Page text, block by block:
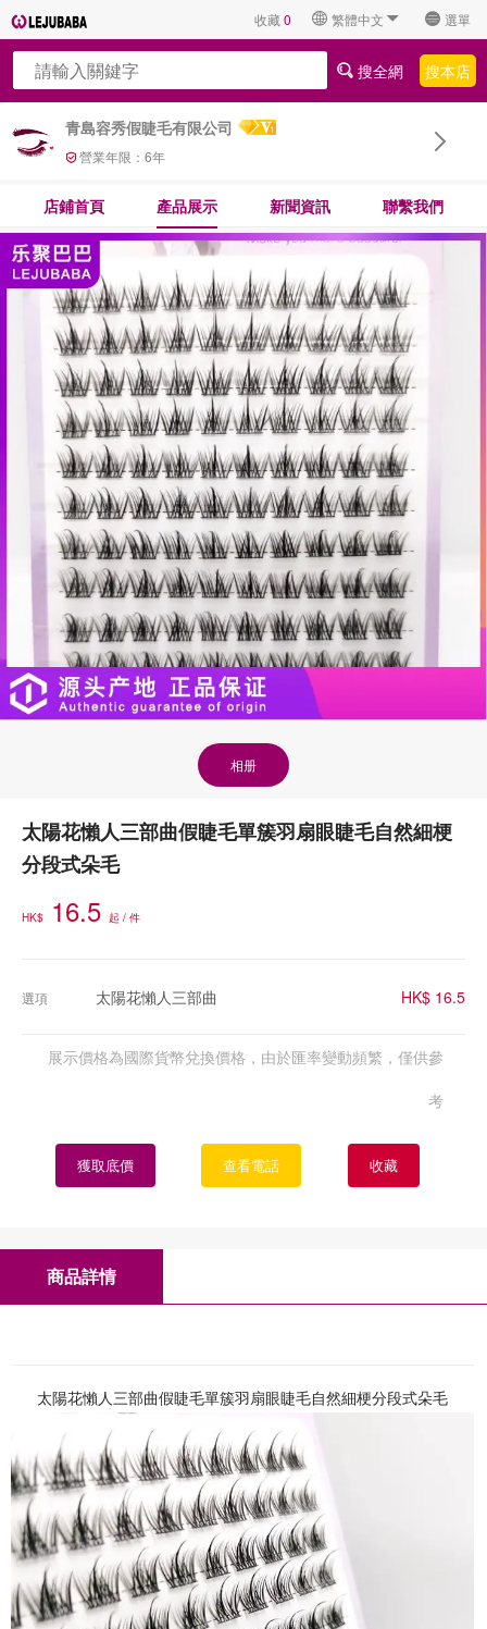
收藏0 繁體中文 選單
青島容秀假睫毛有限公司
營業年限： 6年
搜全網 搜本店
店鋪首頁 產品展示 新聞資訊 聯繫我們
相册
太陽花懶人三部曲假睫毛單簇羽扇眼睫毛自然細梗
分段式朵毛
HK$ 16.5 起 / 件
選項 太陽花懶人三部曲 HK$ 16.5
展示價格為國際貨幣兌換價格，由於匯率變動頻繁，僅供參
考
獲取底價 查看電話 收藏
商品詳情
太陽花懶人三部曲假睫毛單簇羽扇眼睫毛自然細梗分段式朵毛